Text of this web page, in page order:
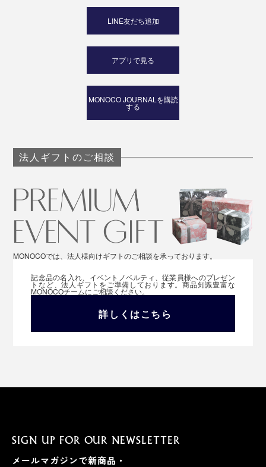
LINE友だち追加
アプリで見る
MONOCO JOURNALを購読
する
法人ギフトのご相談
MONOCOでは、法人様向けギフトのご相談を承っております。
記念品の名入れ、イベントノベルティ、従業員様へのプレゼン
トなど、法人ギフトをご準備しております。商品知識豊富な
MONOCOチームにご相談ください。
詳しくはこちら
SIGN UP FOR OUR NEWSLETTER
メールマガジンで新商品・